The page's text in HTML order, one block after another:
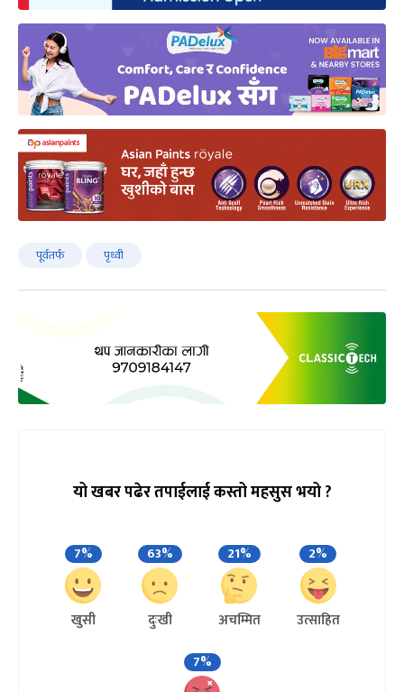
पूर्वतर्फ पृथ्वी
यो खबर पढेर तपाईलाई कस्तो महसुस भयो ?
7%
खुसी
63%
दुःखी
21%
अचम्मित
2%
उत्साहित
7%